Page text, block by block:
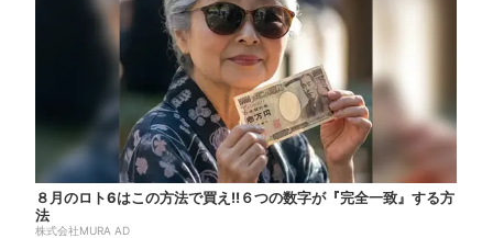
８月のロト6はこの方法で買え!!６つの数字が『完全一致』する方
法
株式会社MURA AD